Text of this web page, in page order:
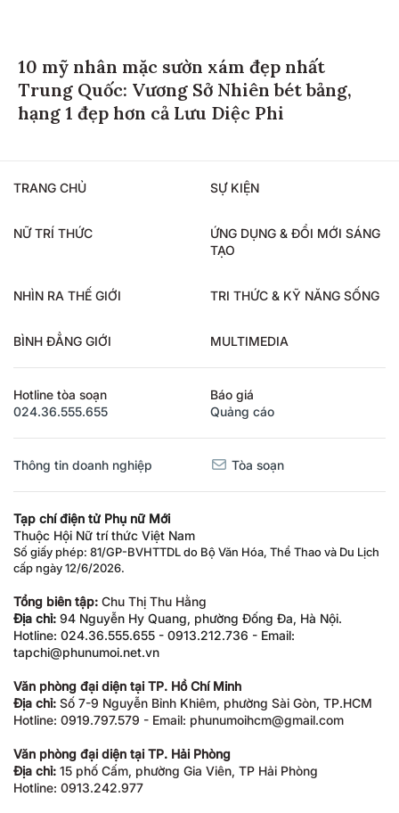
10 mỹ nhân mặc sườn xám đẹp nhất
Trung Quốc: Vương Sở Nhiên bét bảng,
hạng 1 đẹp hơn cả Lưu Diệc Phi
TRANG CHỦ SỰ KIỆN
NỮ TRÍ THỨC
ỨNG DỤNG & ĐỔI MỚI SÁNG
TẠO
NHÌN RA THẾ GIỚI TRI THỨC & KỸ NĂNG SỐNG
BÌNH ĐẲNG GIỚI MULTIMEDIA
Hotline tòa soạn
024.36.555.655
Báo giá
Quảng cáo
Thông tin doanh nghiệp Tòa soạn
Tạp chí điện tử Phụ nữ Mới
Thuộc Hội Nữ trí thức Việt Nam
Số giấy phép: 81/GP-BVHTTDL do Bộ Văn Hóa, Thể Thao và Du Lịch
cấp ngày 12/6/2026.
Tổng biên tập: Chu Thị Thu Hằng
Địa chỉ: 94 Nguyễn Hy Quang, phường Đống Đa, Hà Nội.
Hotline: 024.36.555.655 - 0913.212.736 - Email:
tapchi@phunumoi.net.vn
Văn phòng đại diện tại TP. Hồ Chí Minh
Địa chỉ: Số 7-9 Nguyễn Bỉnh Khiêm, phường Sài Gòn, TP.HCM
Hotline: 0919.797.579 - Email: phunumoihcm@gmail.com
Văn phòng đại diện tại TP. Hải Phòng
Địa chỉ: 15 phố Cấm, phường Gia Viên, TP Hải Phòng
Hotline: 0913.242.977